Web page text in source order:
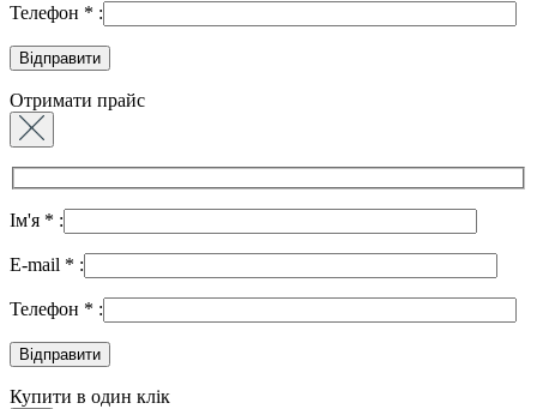
Телефон * :
Отримати прайс
Ім'я * :
E-mail * :
Телефон * :
Купити в один клік